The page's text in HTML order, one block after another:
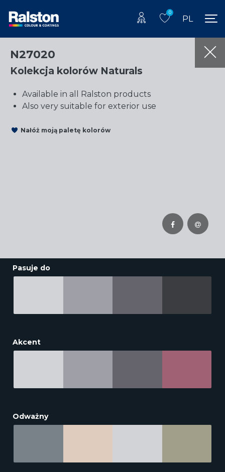
0
PL
N27020
Kolekcja kolorów Naturals
Available in all Ralston products
Also very suitable for exterior use
Nałóż moją paletę kolorów
Pasuje do
Akcent
Odważny